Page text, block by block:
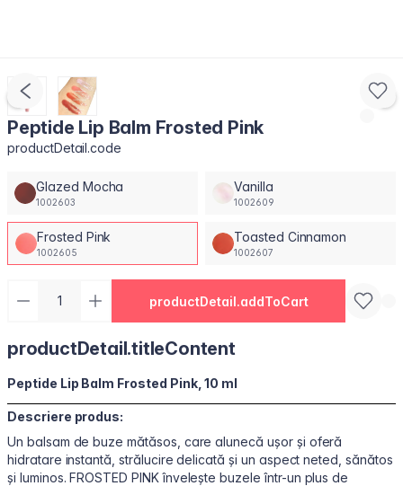
Peptide Lip Balm Frosted Pink
productDetail.code
Glazed Mocha
1002603
Vanilla
1002609
Frosted Pink
1002605
Toasted Cinnamon
1002607
productDetail.addToCart
productDetail.titleContent
Peptide Lip Balm Frosted Pink, 10 ml
Descriere produs:
Un balsam de buze mătăsos, care alunecă ușor și oferă
hidratare instantă, strălucire delicată și un aspect neted, sănătos
și luminos. FROSTED PINK învelește buzele într-un plus de